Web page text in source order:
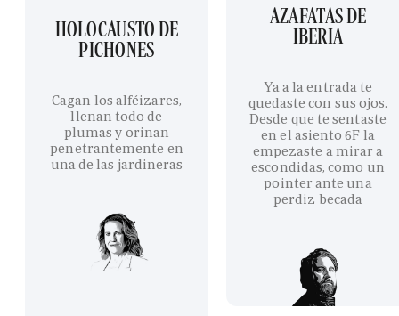
HOLOCAUSTO DE
PICHONES
Cagan los alféizares,
llenan todo de
plumas y orinan
penetrantemente en
una de las jardineras
AZAFATAS DE
IBERIA
Ya a la entrada te
quedaste con sus ojos.
Desde que te sentaste
en el asiento 6F la
empezaste a mirar a
escondidas, como un
pointer ante una
perdiz becada